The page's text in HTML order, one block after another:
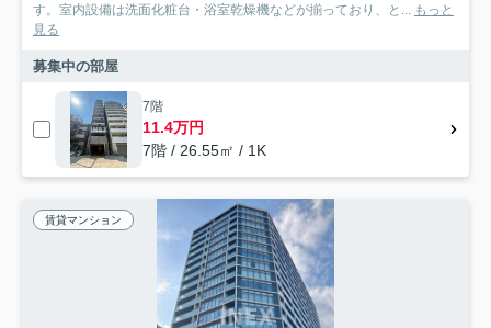
す。室内設備は洗面化粧台・浴室乾燥機などが揃っており、と... もっと
見る
募集中の部屋
7階
11.4万円
7階 / 26.55㎡ / 1K
賃貸マンション